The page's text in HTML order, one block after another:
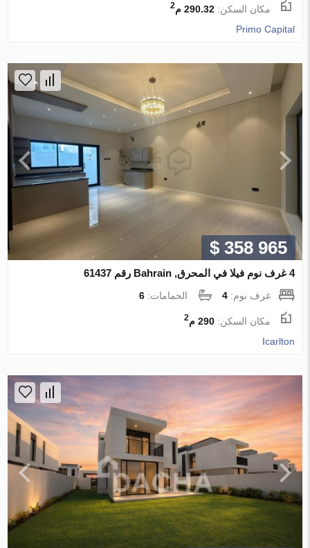
مكان السكن:290.32 م 2
Primo Capital
$ 358 965
4 غرف نوم فيلا في المحرق, Bahrain رقم 61437
غرف نوم:4 الحمامات:6
مكان السكن:290 م 2
Icarlton